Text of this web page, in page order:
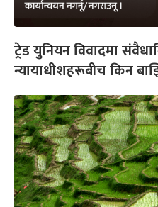
ट्रेड युनियन विवादमा
न्यायाधीशहरूबीच किन